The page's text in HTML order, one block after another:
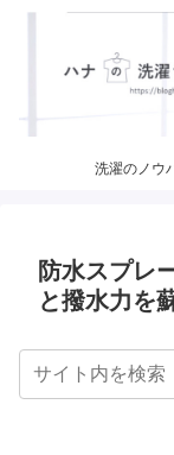
洗濯のノウ
防水スプレ
と撥水力を